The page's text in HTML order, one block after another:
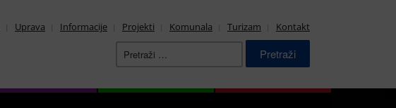
Uprava Informacije Projekti Komunala Turizam Kontakt
Pretraži: